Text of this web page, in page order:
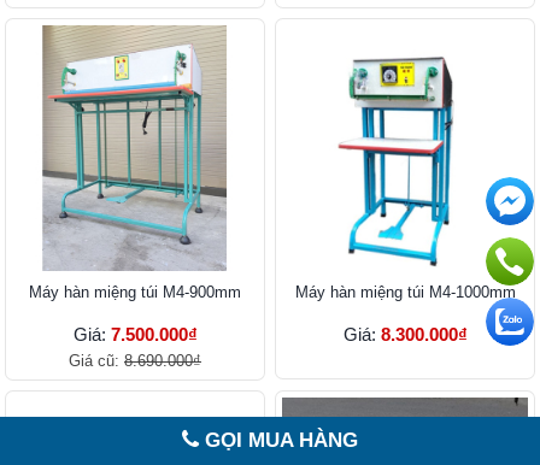
Máy hàn miệng túi M4-900mm
Giá: 7.500.000₫
Giá cũ: 8.690.000₫
Máy hàn miệng túi M4-1000mm
Giá: 8.300.000₫
GỌI MUA HÀNG